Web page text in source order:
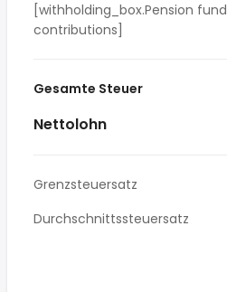
[withholding_box.Pension fund
contributions]
Gesamte Steuer
Nettolohn
Grenzsteuersatz
Durchschnittssteuersatz